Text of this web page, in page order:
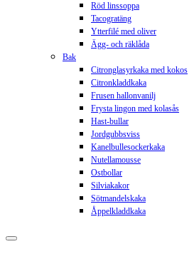
Röd linssoppa
Tacogratäng
Ytterfilé med oliver
Ägg- och räklåda
Bak
Citronglasyrkaka med kokos
Citronkladdkaka
Frusen hallonvanilj
Frysta lingon med kolasås
Hast-bullar
Jordgubbsviss
Kanelbullesockerkaka
Nutellamousse
Ostbollar
Silviakakor
Sötmandelskaka
Åppelkladdkaka